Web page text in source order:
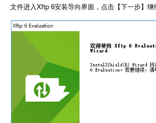
文件进入Xftp 6安装导向界面，点击【下一步】继